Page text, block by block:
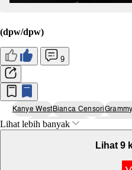
(dpw/dpw)
9
Kanye WestBianca Censori
Penampilan Publik
Lihat lebih banyak
Lihat 9